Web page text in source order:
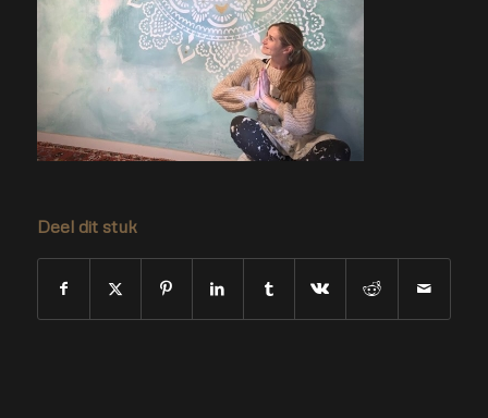
Deel dit stuk